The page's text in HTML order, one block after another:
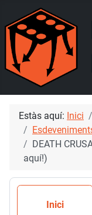
Estàs aquí: Inici
DEATH
aquí!)
Inici